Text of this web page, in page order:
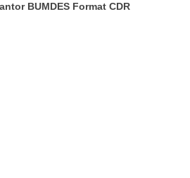
BUMDES Format CDR